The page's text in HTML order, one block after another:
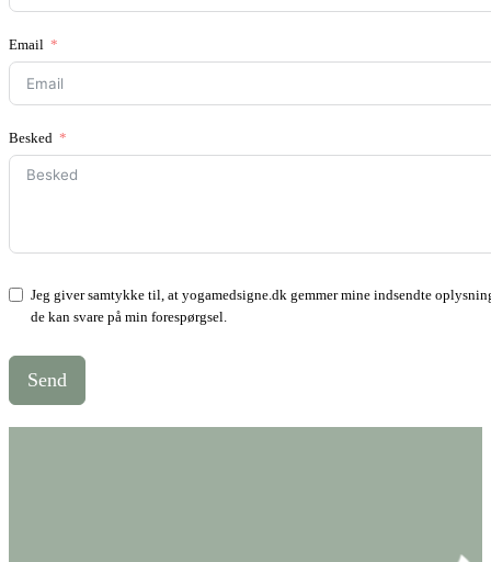
Email
Besked
Jeg giver samtykke til, at yogamedsigne.dk gemmer mine indsendte
de kan svare på min forespørgsel.
Send